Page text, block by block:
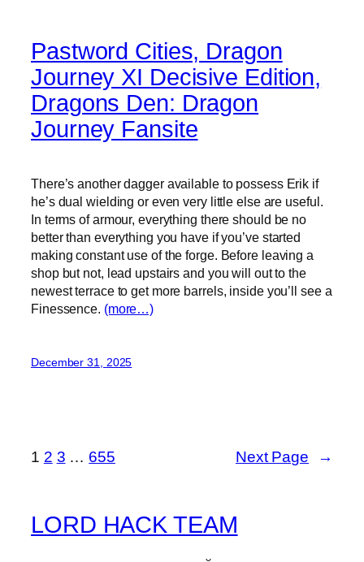
Pastword Cities, Dragon
Journey XI Decisive Edition,
Dragons Den: Dragon
Journey Fansite
There’s another dagger available to possess Erik if
he’s dual wielding or even very little else are useful.
In terms of armour, everything there should be no
better than everything you have if you’ve started
making constant use of the forge. Before leaving a
shop but not, lead upstairs and you will out to the
newest terrace to get more barrels, inside you’ll see a
Finessence. (more…)
December 31, 2025
1 2 3 … 655 Next Page →
LORD HACK TEAM